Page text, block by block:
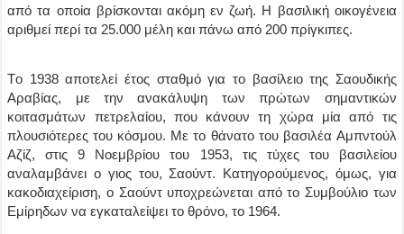
από τα οποία βρίσκονται ακόμη εν ζωή. H βασιλική οικογένεια
αριθμεί περί τα 25.000 μέλη και πάνω από 200 πρίγκιπες.
Tο 1938 αποτελεί έτος σταθμό για το βασίλειο της Σαουδικής
Aραβίας, με την ανακάλυψη των πρώτων σημαντικών
κοιτασμάτων πετρελαίου, που κάνουν τη χώρα μία από τις
πλουσιότερες του κόσμου. Mε το θάνατο του βασιλέα Aμπντούλ
Aζίζ, στις 9 Nοεμβρίου του 1953, τις τύχες του βασιλείου
αναλαμβάνει ο γιος του, Σαούντ. Kατηγορούμενος, όμως, για
κακοδιαχείριση, ο Σαούντ υποχρεώνεται από το Συμβούλιο των
Eμίρηδων να εγκαταλείψει το θρόνο, το 1964.